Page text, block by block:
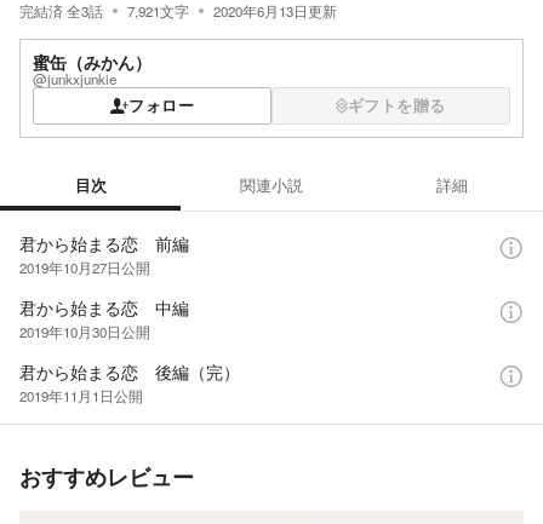
完結済全3話 7,921文字 2020年6月13日更新
蜜缶（みかん）
@junkxjunkie
フォロー ギフトを贈る
目次 関連小説 詳細
君から始まる恋 前編
2019年10月27日公開
君から始まる恋 中編
2019年10月30日公開
君から始まる恋 後編（完）
2019年11月1日公開
おすすめレビュー